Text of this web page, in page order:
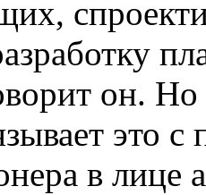
он. Но
это
в лице